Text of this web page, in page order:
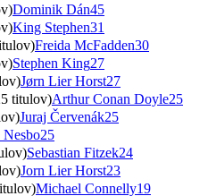
Dominik Dán45
King Stephen31
Freida McFadden30
Stephen King27
Jørn Lier Horst27
titulov)Arthur Conan Doyle25
Juraj Červenák25
Nesbo25
Sebastian Fitzek24
Jorn Lier Horst23
Michael Connelly19